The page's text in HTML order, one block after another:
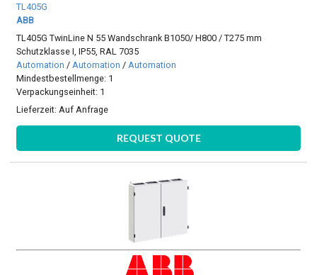
TL405G
ABB
TL405G TwinLine N 55 Wandschrank B1050/ H800 / T275 mm
Schutzklasse I, IP55, RAL 7035
Automation / Automation / Automation
Mindestbestellmenge: 1
Verpackungseinheit: 1
Lieferzeit:Auf Anfrage
REQUEST QUOTE